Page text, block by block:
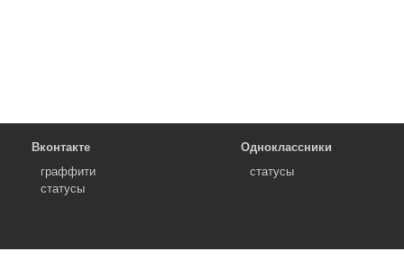
Вконтакте
граффити
статусы
Одноклассники
статусы